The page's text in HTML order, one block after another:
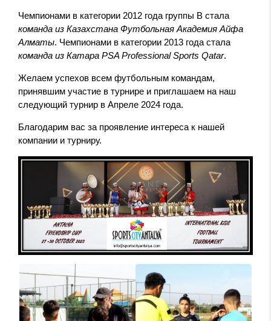
Чемпионами в категории 2012 года группы B стала
команда из Казахстана Футбольная Академия Айфа
Алматы. Чемпионами в категории 2013 года стала
команда из Катара PSA Professional Sports Qatar.
Желаем успехов всем футбольным командам,
принявшим участие в турнире и приглашаем на наш
следующий турнир в Апреле 2024 года.
Благодарим вас за проявление интереса к нашей
компании и турниру.